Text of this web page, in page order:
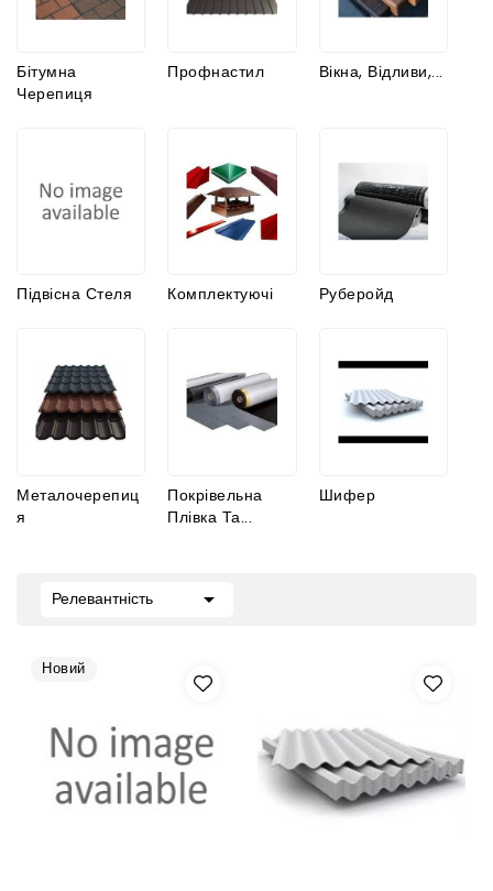
Бітумна
Черепиця
Профнастил Вікна, Відливи,...
Підвісна Стеля Комплектуючі Руберойд
Металочерепиц
Я
Покрівельна
Плівка Та...
Шифер
Релевантність 
Новий